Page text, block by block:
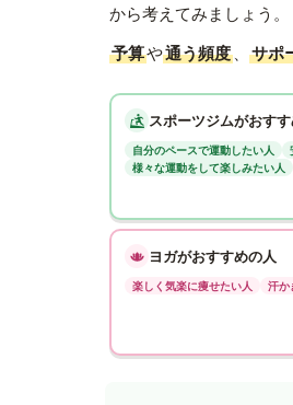
から考えてみましょう。
予算や通う頻度 、 サポ
スポーツジムがおす
自分のペースで運動したい人
様々な運動をして楽しみたい人
ヨガがおすすめの人
楽しく気楽に痩せたい人 汗か